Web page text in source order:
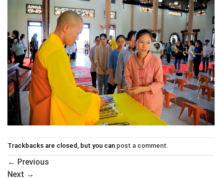
Trackbacks are closed, but you can post a comment.
← Previous
Next →